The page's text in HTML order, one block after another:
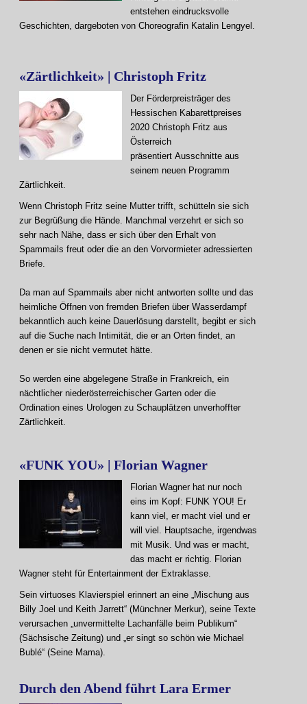
entstehen eindrucksvolle
Geschichten, dargeboten von Choreografin Katalin Lengyel.
«Zärtlichkeit» | Christoph Fritz
Der Förderpreisträger des
Hessischen Kabarettpreises
2020 Christoph Fritz aus
Österreich
präsentiert Ausschnitte aus
seinem neuen Programm
Zärtlichkeit.
Wenn Christoph Fritz seine Mutter trifft, schütteln sie sich
zur Begrüßung die Hände. Manchmal verzehrt er sich so
sehr nach Nähe, dass er sich über den Erhalt von
Spammails freut oder die an den Vorvormieter adressierten
Briefe.
Da man auf Spammails aber nicht antworten sollte und das
heimliche Öffnen von fremden Briefen über Wasserdampf
bekanntlich auch keine Dauerlösung darstellt, begibt er sich
auf die Suche nach Intimität, die er an Orten findet, an
denen er sie nicht vermutet hätte.
So werden eine abgelegene Straße in Frankreich, ein
nächtlicher niederösterreichischer Garten oder die
Ordination eines Urologen zu Schauplätzen unverhoffter
Zärtlichkeit.
«FUNK YOU» | Florian Wagner
Florian Wagner hat nur noch
eins im Kopf: FUNK YOU! Er
kann viel, er macht viel und er
will viel. Hauptsache, irgendwas
mit Musik. Und was er macht,
das macht er richtig. Florian
Wagner steht für Entertainment der Extraklasse.
Sein virtuoses Klavierspiel erinnert an eine „Mischung aus
Billy Joel und Keith Jarrett“ (Münchner Merkur), seine Texte
verursachen „unvermittelte Lachanfälle beim Publikum“
(Sächsische Zeitung) und „er singt so schön wie Michael
Bublé“ (Seine Mama).
Durch den Abend führt Lara Ermer